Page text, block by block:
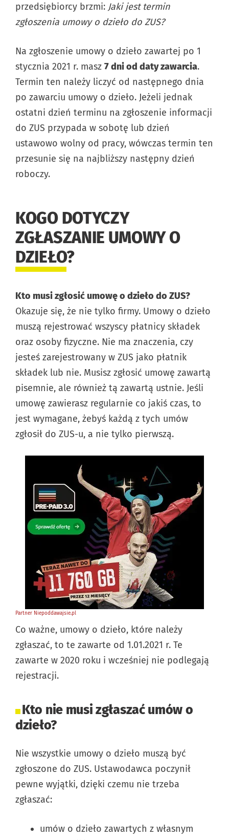
przedsiębiorcy brzmi: Jaki jest termin
zgłoszenia umowy o dzieło do ZUS?
Na zgłoszenie umowy o dzieło zawartej po 1
stycznia 2021 r. masz 7 dni od daty zawarcia.
Termin ten należy liczyć od następnego dnia
po zawarciu umowy o dzieło. Jeżeli jednak
ostatni dzień terminu na zgłoszenie informacji
do ZUS przypada w sobotę lub dzień
ustawowo wolny od pracy, wówczas termin ten
przesunie się na najbliższy następny dzień
roboczy.
KOGO DOTYCZY
ZGŁASZANIE UMOWY O
DZIEŁO?
Kto musi zgłosić umowę o dzieło do ZUS?
Okazuje się, że nie tylko firmy. Umowy o dzieło
muszą rejestrować wszyscy płatnicy składek
oraz osoby fizyczne. Nie ma znaczenia, czy
jesteś zarejestrowany w ZUS jako płatnik
składek lub nie. Musisz zgłosić umowę zawartą
pisemnie, ale również tą zawartą ustnie. Jeśli
umowę zawierasz regularnie co jakiś czas, to
jest wymagane, żebyś każdą z tych umów
zgłosił do ZUS-u, a nie tylko pierwszą.
Co ważne, umowy o dzieło, które należy
zgłaszać, to te zawarte od 1.01.2021 r. Te
zawarte w 2020 roku i wcześniej nie podlegają
rejestracji.
Kto nie musi zgłaszać umów o
dzieło?
Nie wszystkie umowy o dzieło muszą być
zgłoszone do ZUS. Ustawodawca poczynił
pewne wyjątki, dzięki czemu nie trzeba
zgłaszać:
umów o dzieło zawartych z własnym